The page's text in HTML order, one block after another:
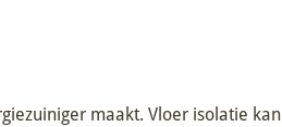
maakt. Vloer isolatie kan